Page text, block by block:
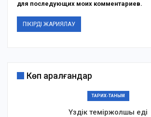
для последующих моих комментариев.
Көп қаралғандар
ТАРИХ-ТАНЫМ
Үздік теміржолшы еді